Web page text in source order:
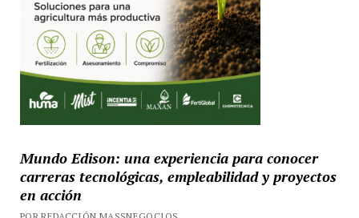
Mundo Edison: una experiencia para conocer
carreras tecnológicas, empleabilidad y proyectos
en acción